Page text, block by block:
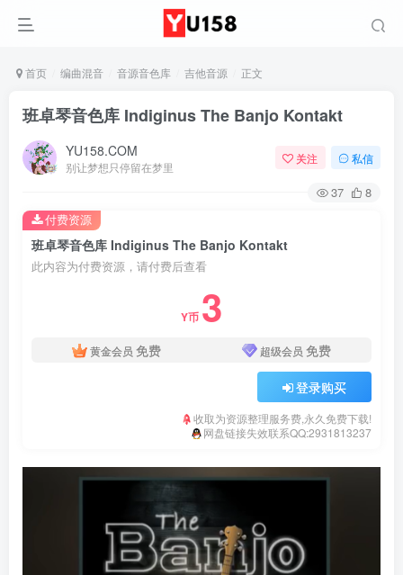
首页 编曲混音 音源音色库 吉他音源 正文
班卓琴音色库 Indiginus The Banjo Kontakt
YU158.COM
别让梦想只停留在梦里
关注 私信
37 8
班卓琴音色库 Indiginus The Banjo Kontakt
此内容为付费资源，请付费后查看
Y币 3
黄金会员 免费 超级会员 免费
登录购买
收取为资源整理服务费,永久免费下载!
网盘链接失效联系QQ:2931813237
付费资源